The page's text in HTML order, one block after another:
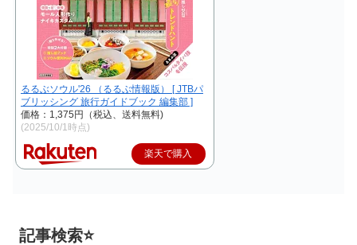
るるぶソウル'26 （るるぶ情報版） [ JTBパ
ブリッシング 旅行ガイドブック 編集部 ]
価格：1,375円（税込、送料無料)
(2025/10/1時点)
楽天で購入
記事検索⭐